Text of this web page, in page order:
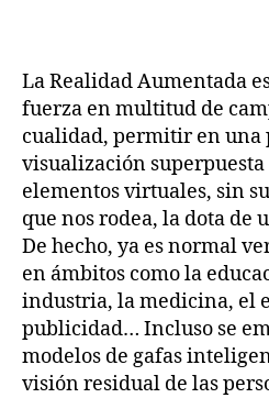
La Realidad Aumentada
fuerza en multitud de
cualidad, permitir en una
visualización
elementos virtuales, sin
que nos rodea, la dota de
De hecho, ya es normal
en ámbitos como la
industria, la medicina, el
publicidad… Incluso se
modelos de gafas
visión residual de las